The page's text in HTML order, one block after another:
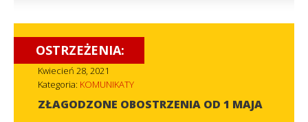
OSTRZEŻENIA:
Kwiecień 28, 2021
Kategoria: KOMUNIKATY
ZŁAGODZONE OBOSTRZENIA OD 1 MAJA